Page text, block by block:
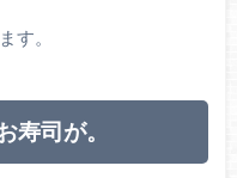
す。
寿司が。